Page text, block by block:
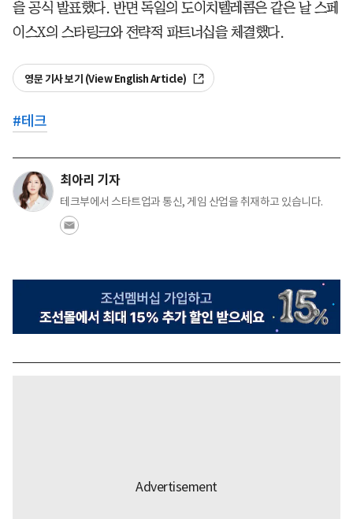
을 공식 발표했다. 반면 독일의 도이치텔레콤은 같은 날 스페
이스X의 스타링크와 전략적 파트너십을 체결했다.
영문 기사 보기 (View English Article)
#테크
최아리 기자
테크부에서 스타트업과 통신, 게임 산업을 취재하고 있습니다.